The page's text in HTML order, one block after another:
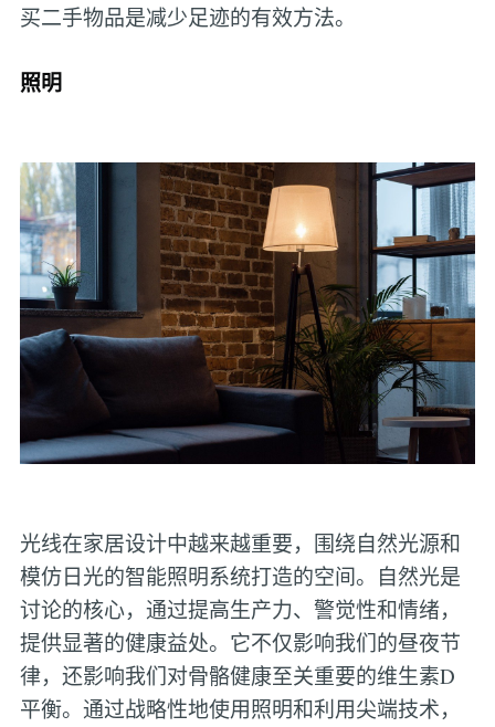
买二手物品是减少足迹的有效方法。
照明
光线在家居设计中越来越重要，围绕自然光源和
模仿日光的智能照明系统打造的空间。自然光是
讨论的核心，通过提高生产力、警觉性和情绪，
提供显著的健康益处。它不仅影响我们的昼夜节
律，还影响我们对骨骼健康至关重要的维生素D
平衡。通过战略性地使用照明和利用尖端技术，